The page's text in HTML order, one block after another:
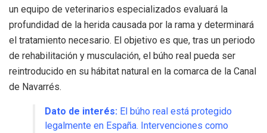
un equipo de veterinarios especializados evaluará la
profundidad de la herida causada por la rama y determinará
el tratamiento necesario. El objetivo es que, tras un periodo
de rehabilitación y musculación, el búho real pueda ser
reintroducido en su hábitat natural en la comarca de la Canal
de Navarrés.
Dato de interés: El búho real está protegido
legalmente en España. Intervenciones como